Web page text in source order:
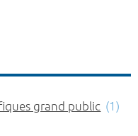
grand public (1)